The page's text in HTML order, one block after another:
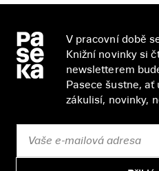
V pracovní době
Knižní novinky si
newsletterem
Pasece šustne, ať
zákulisí, novinky,